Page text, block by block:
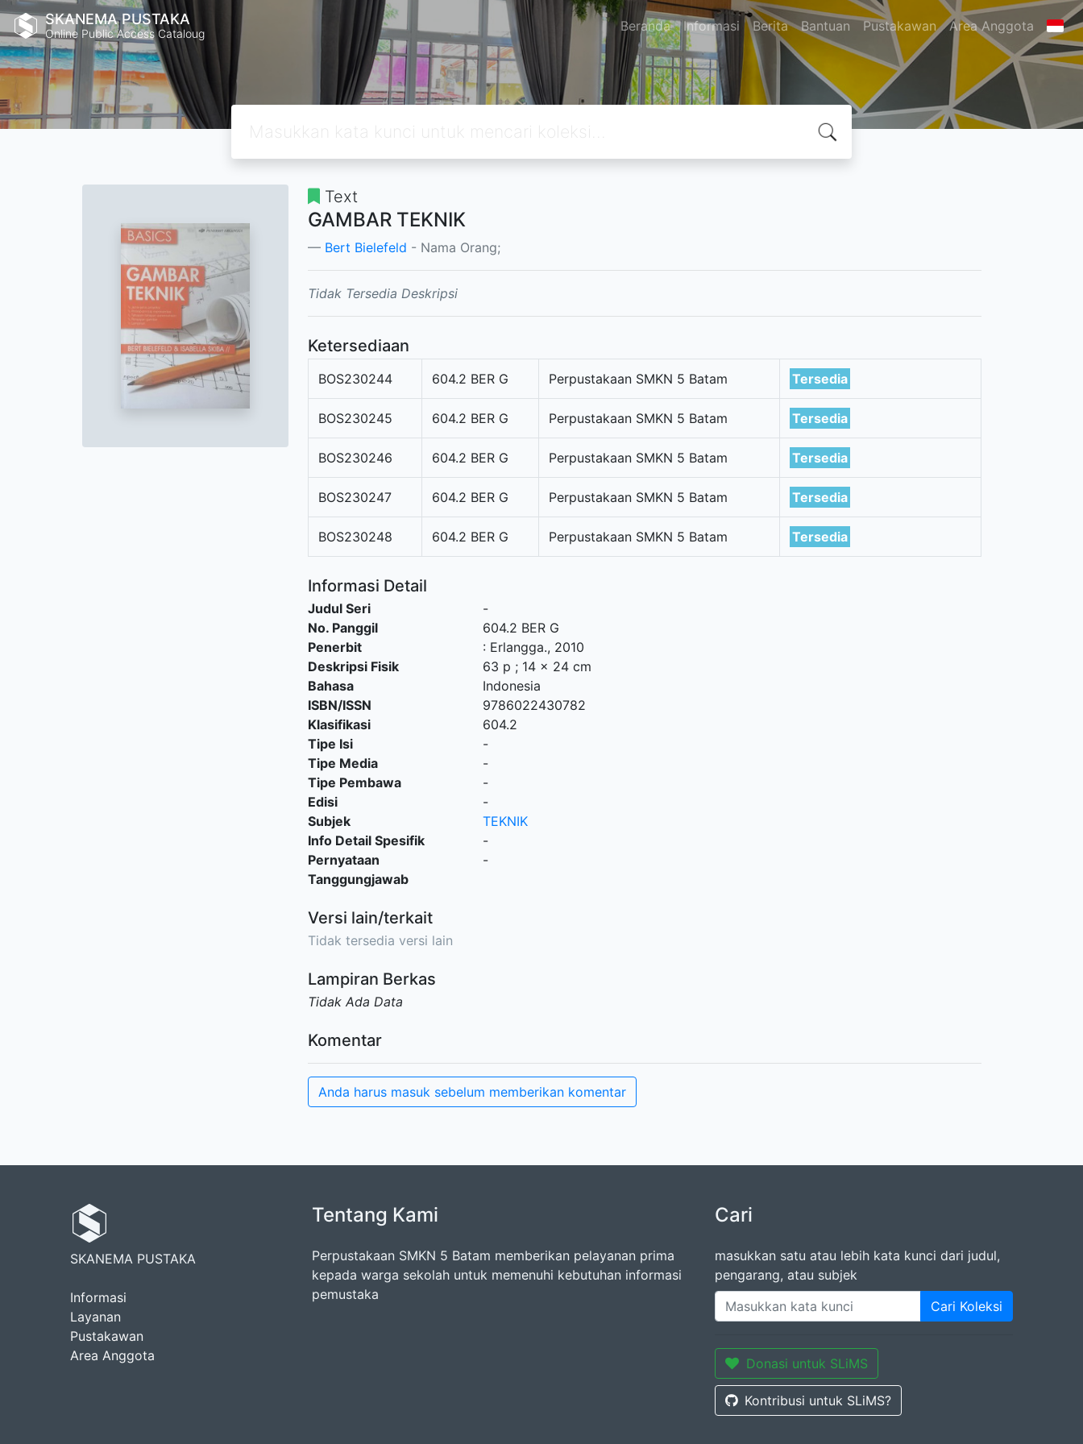
SKANEMA PUSTAKA
Online Public Access Cataloug Beranda Informasi Berita Bantuan Pustakawan Area Anggota
Text
GAMBAR TEKNIK
Bert Bielefeld - Nama Orang;
Tidak Tersedia Deskripsi
Ketersediaan
BOS230244 604.2 BER G Perpustakaan SMKN 5 Batam Tersedia
BOS230245 604.2 BER G Perpustakaan SMKN 5 Batam Tersedia
BOS230246 604.2 BER G Perpustakaan SMKN 5 Batam Tersedia
BOS230247 604.2 BER G Perpustakaan SMKN 5 Batam Tersedia
BOS230248 604.2 BER G Perpustakaan SMKN 5 Batam Tersedia
Informasi Detail
Judul Seri
-
No. Panggil
604.2 BER G
Penerbit
: Erlangga., 2010
Deskripsi Fisik
63 p ; 14 x 24 cm
Bahasa
Indonesia
ISBN/ISSN
9786022430782
Klasifikasi
604.2
Tipe Isi
-
Tipe Media
-
Tipe Pembawa
-
Edisi
-
Subjek
TEKNIK
Info Detail Spesifik
-
Pernyataan
Tanggungjawab
-
Versi lain/terkait
Tidak tersedia versi lain
Lampiran Berkas
Tidak Ada Data
Komentar
Anda harus masuk sebelum memberikan komentar
SKANEMA PUSTAKA
Informasi
Layanan
Pustakawan
Area Anggota
Tentang Kami
Perpustakaan SMKN 5 Batam memberikan pelayanan prima
kepada warga sekolah untuk memenuhi kebutuhan informasi
pemustaka
Cari
masukkan satu atau lebih kata kunci dari judul,
pengarang, atau subjek
Cari Koleksi
Donasi untuk SLiMS
Kontribusi untuk SLiMS?